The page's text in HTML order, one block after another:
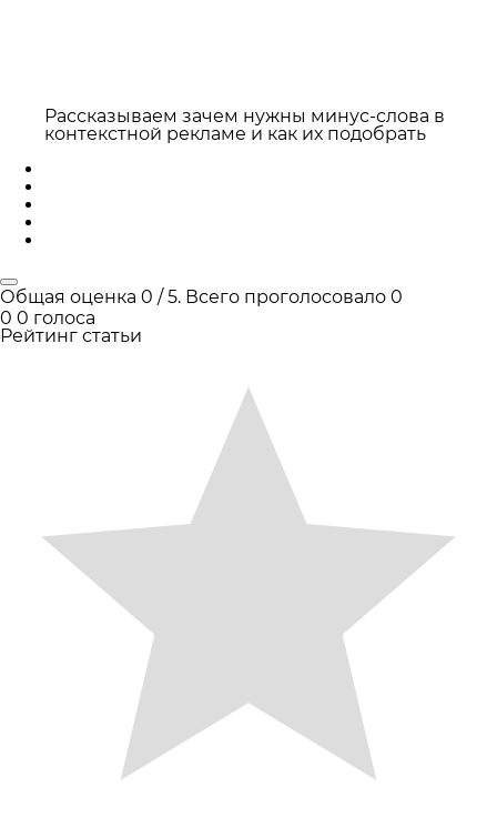
Рассказываем зачем нужны минус-слова в
контекстной рекламе и как их подобрать
Общая оценка 0 / 5. Всего проголосовало 0
0 0 голоса
Рейтинг статьи